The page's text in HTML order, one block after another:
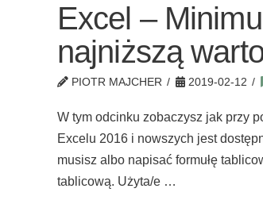
Excel –
najniższą
PIOTR MAJCHER 2019-02-12
W tym odcinku zobaczysz jak przy
Excelu 2016 i nowszych jest
musisz albo napisać formułę
tablicową. Użyta/e …